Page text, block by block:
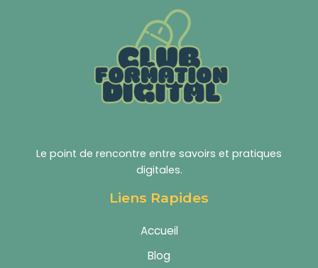
Le point de rencontre entre savoirs et pratiques
digitales.
Liens Rapides
Accueil
Blog